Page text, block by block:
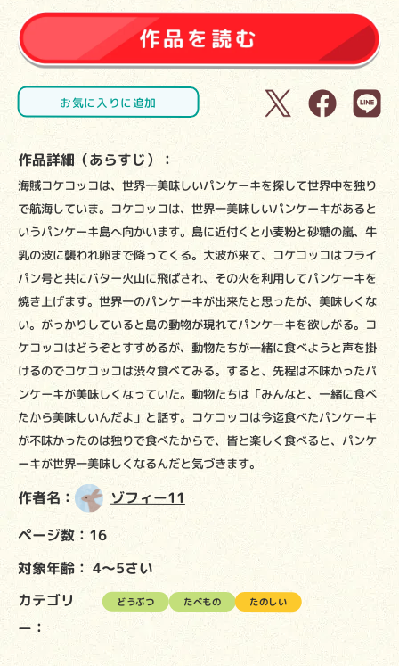
お気に入りに追加
作品詳細（あらすじ）：
海賊コケコッコは、世界一美味しいパンケーキを探して世界中を独り
で航海していま。コケコッコは、世界一美味しいパンケーキがあると
いうパンケーキ島へ向かいます。島に近付くと小麦粉と砂糖の嵐、牛
乳の波に襲われ卵まで降ってくる。大波が来て、コケコッコはフライ
パン号と共にバター火山に飛ばされ、その火を利用してパンケーキを
焼き上げます。世界一のパンケーキが出来たと思ったが、美味しくな
い。がっかりしていると島の動物が現れてパンケーキを欲しがる。コ
ケコッコはどうぞとすすめるが、動物たちが一緒に食べようと声を掛
けるのでコケコッコは渋々食べてみる。すると、先程は不味かったパ
ンケーキが美味しくなっていた。動物たちは「みんなと、一緒に食べ
たから美味しいんだよ」と話す。コケコッコは今迄食べたパンケーキ
が不味かったのは独りで食べたからで、皆と楽しく食べると、パンケ
ーキが世界一美味しくなるんだと気づきます。
作者名： ゾフィー11
ページ数：16
対象年齢： 4～5さい
カテゴリ
ー：
どうぶつ たべもの たのしい